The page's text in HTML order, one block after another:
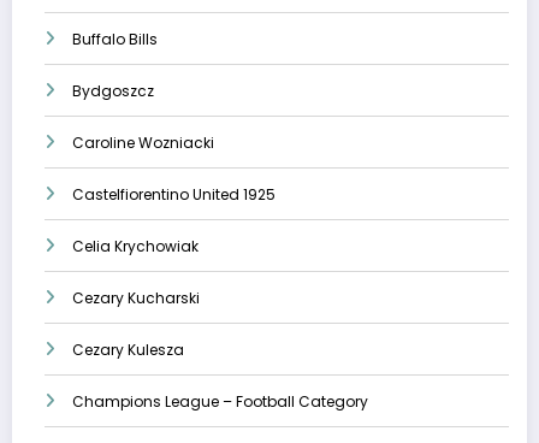
Buffalo Bills
Bydgoszcz
Caroline Wozniacki
Castelfiorentino United 1925
Celia Krychowiak
Cezary Kucharski
Cezary Kulesza
Champions League – Football Category